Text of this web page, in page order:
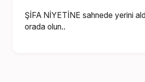
ŞİFA NİYETİNE sahnede yerini
orada olun..